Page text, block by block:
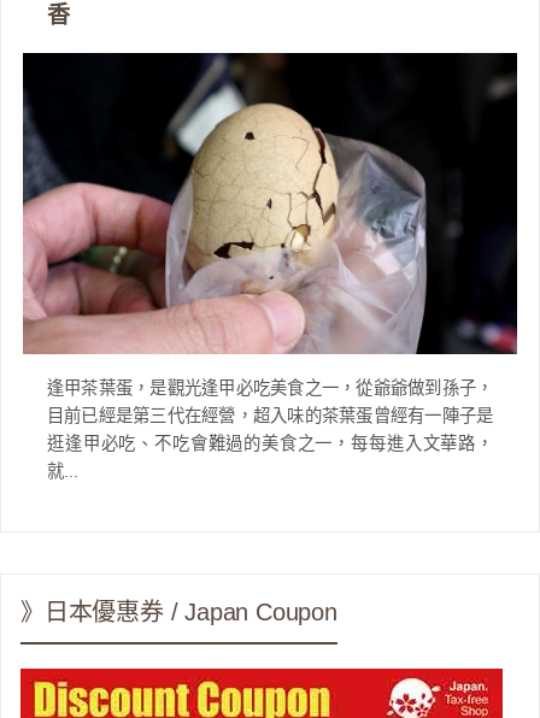
香
逢甲茶葉蛋，是觀光逢甲必吃美食之一，從爺爺做到孫子，
目前已經是第三代在經營，超入味的茶葉蛋曾經有一陣子是
逛逢甲必吃、不吃會難過的美食之一，每每進入文華路，
就...
》日本優惠券 / Japan Coupon